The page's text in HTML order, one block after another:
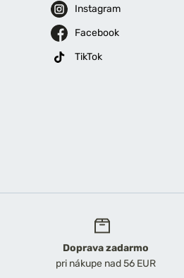
Doprava zadarmo
pri nákupe nad 56 EUR
Instagram
Facebook
TikTok